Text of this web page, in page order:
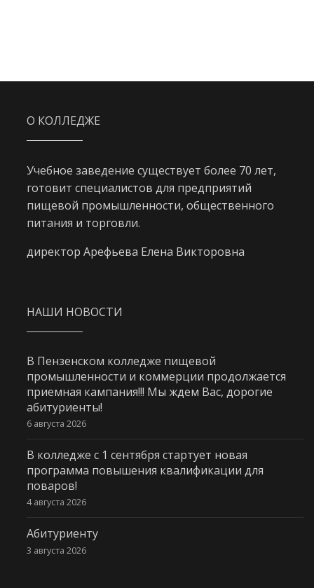
О КОЛЛЕДЖЕ
Учебное заведение существует более 70 лет,
готовит специалистов для предприятий
пищевой промышленности, общественного
питания и торговли.
директор Арефьева Елена Викторовна
НАШИ НОВОСТИ
В Пензенском колледже пищевой
промышленности и коммерции продолжается
приемная кампания!!! Мы ждем Вас, дорогие
абитуриенты!
6 августа 2026
В колледже с 1 сентября стартует новая
программа повышения квалификации для
поваров!
4 августа 2026
Абитуриенту
3 августа 2026